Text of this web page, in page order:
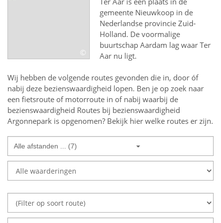
©
gemeente Nieuwkoop in de
Nederlandse provincie Zuid-
Holland. De voormalige
buurtschap Aardam lag waar Ter
Aar nu ligt.
Wij hebben de volgende routes gevonden die in, door óf
nabij deze bezienswaardigheid lopen. Ben je op zoek naar
een fietsroute of motorroute in of nabij waarbij de
bezienswaardigheid Routes bij bezienswaardigheid
Argonnepark is opgenomen? Bekijk hier welke routes er zijn.
Alle afstanden ... (7)